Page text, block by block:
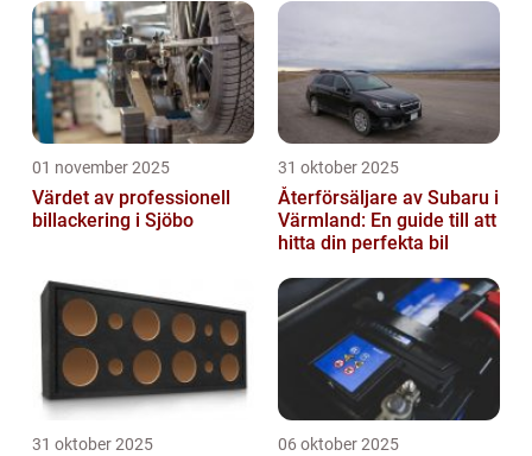
01 november 2025
Värdet av professionell
billackering i Sjöbo
31 oktober 2025
Återförsäljare av Subaru i
Värmland: En guide till att
hitta din perfekta bil
31 oktober 2025 06 oktober 2025